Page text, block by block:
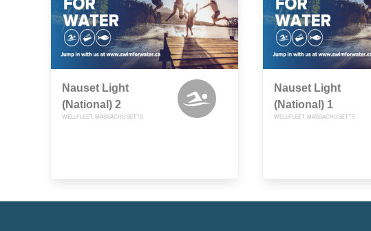
Nauset Light
(National) 2
WELLFLEET, MASSACHUSETTS
Nauset Light
(National) 1
WELLFLEET, MASSACHUSETTS